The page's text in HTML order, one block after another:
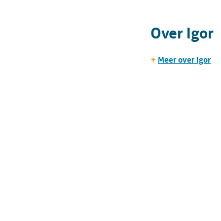
Over Igor
+ Meer over Igor